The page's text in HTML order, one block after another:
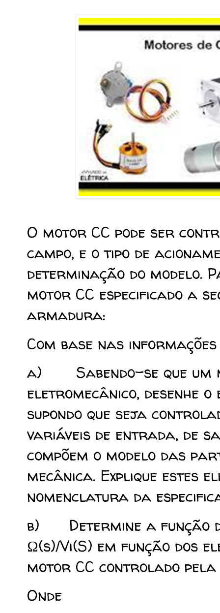
O motor CC pode ser
campo, e o tipo de
determinação do modelo.
motor CC especificado a
armadura:
Com base nas
a) Sabendo-se que um
eletromecânico, desenhe o
supondo que seja
variáveis de entrada, de
compõem o modelo das
mecânica. Explique estes
nomenclatura da
b) Determine a função
Ω(s)/Vi(S) em função dos
motor CC controlado
Onde